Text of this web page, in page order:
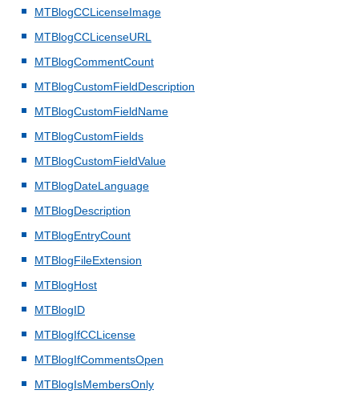
MTBlogCCLicenseImage
MTBlogCCLicenseURL
MTBlogCommentCount
MTBlogCustomFieldDescription
MTBlogCustomFieldName
MTBlogCustomFields
MTBlogCustomFieldValue
MTBlogDateLanguage
MTBlogDescription
MTBlogEntryCount
MTBlogFileExtension
MTBlogHost
MTBlogID
MTBlogIfCCLicense
MTBlogIfCommentsOpen
MTBlogIsMembersOnly